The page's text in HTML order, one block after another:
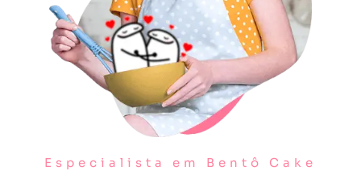
Especialista em Bentô Cake